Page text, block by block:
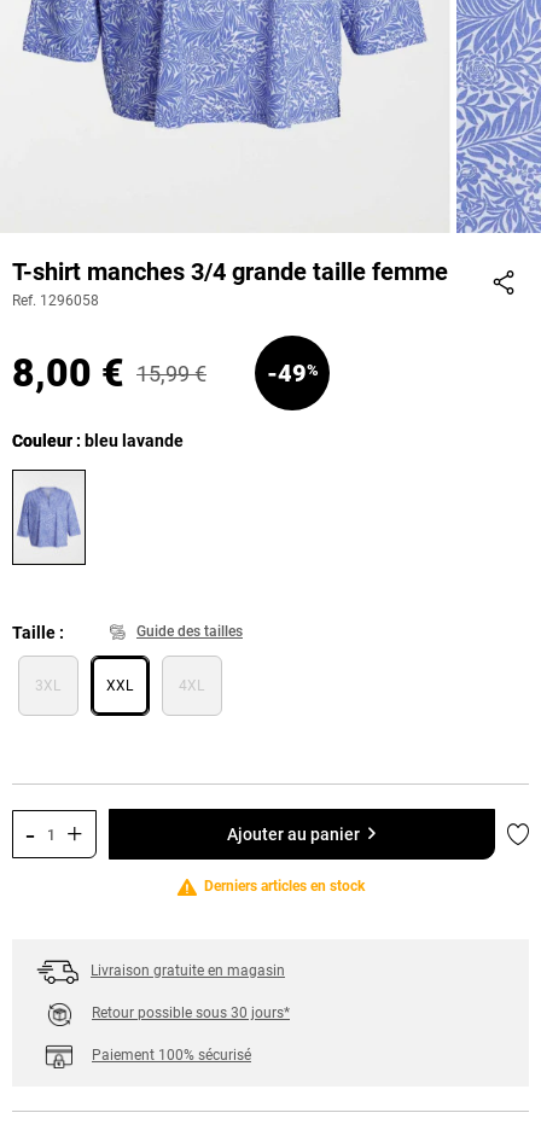
T-shirt manches 3/4 grande taille femme
Ref. 1296058
8,00 € 15,99 € -49%
Couleur
Couleur : bleu lavande
Taille Guide des tailles
3XL XXL 4XL
- + Ajouter au panier
Derniers articles en stock
Livraison gratuite en magasin
Retour possible sous 30 jours*
Paiement 100% sécurisé